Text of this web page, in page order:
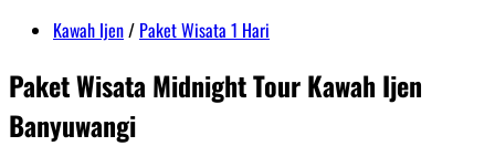
Kawah Ijen/ Paket Wisata 1 Hari
Paket Wisata Midnight Tour Kawah Ijen
Banyuwangi